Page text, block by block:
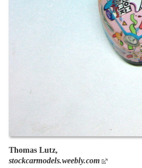
Thomas Lutz,
stockcarmodels.weebly.com